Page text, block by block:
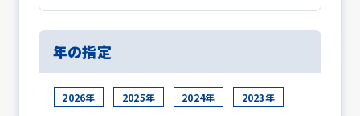
年の指定
2026年 2025年 2024年 2023年